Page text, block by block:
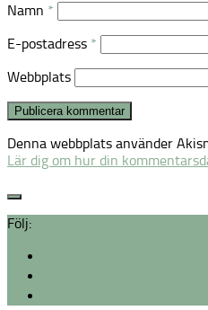
Namn *
E-postadress *
Webbplats
Denna webbplats använder
Lär dig om hur din
Följ: